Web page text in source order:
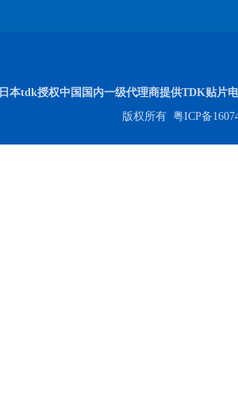
日本tdk授权中国国内一级代理商提供TDK贴片
版权所有 粤ICP备